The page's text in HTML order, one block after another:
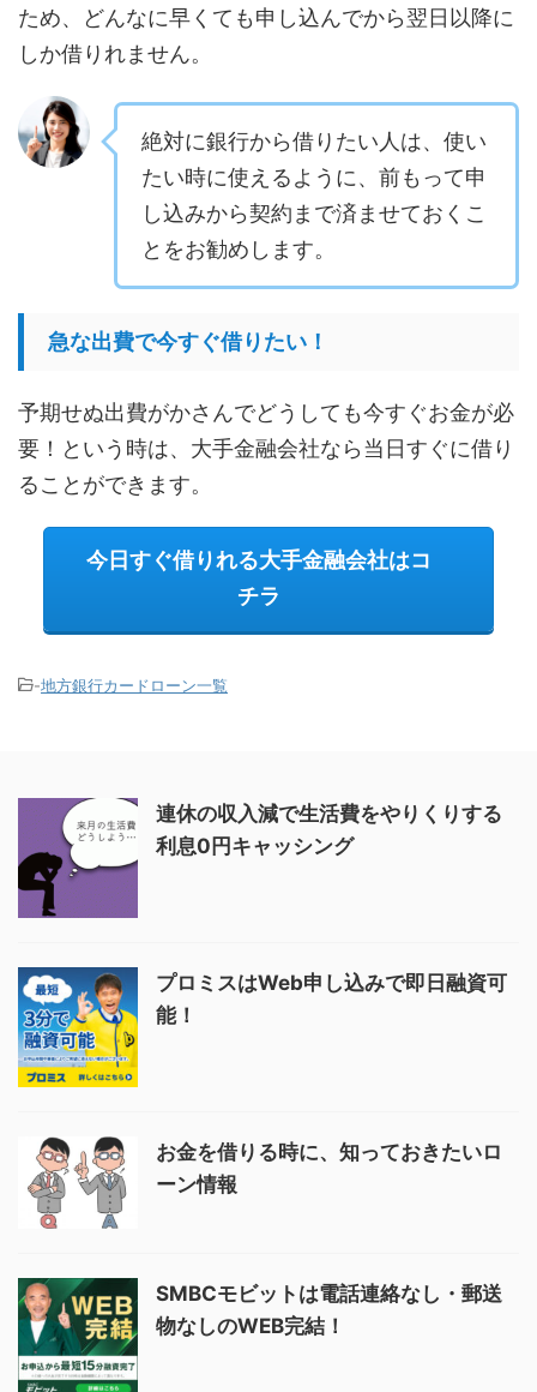
ため、どんなに早くても申し込んでから翌日以降に
しか借りれません。
絶対に銀行から借りたい人は、使い
たい時に使えるように、前もって申
し込みから契約まで済ませておくこ
とをお勧めします。
急な出費で今すぐ借りたい！
予期せぬ出費がかさんでどうしても今すぐお金が必
要！という時は、大手金融会社なら当日すぐに借り
ることができます。
今日すぐ借りれる大手金融会社はコ
チラ
-地方銀行カードローン一覧
連休の収入減で生活費をやりくりする
利息0円キャッシング
プロミスはWeb申し込みで即日融資可
能！
お金を借りる時に、知っておきたいロ
ーン情報
SMBCモビットは電話連絡なし・郵送
物なしのWEB完結！